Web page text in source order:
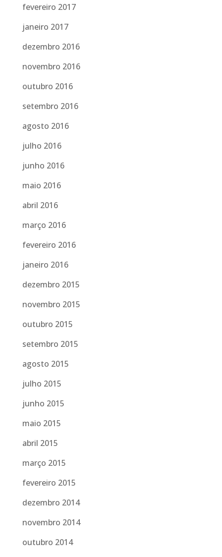
fevereiro 2017
janeiro 2017
dezembro 2016
novembro 2016
outubro 2016
setembro 2016
agosto 2016
julho 2016
junho 2016
maio 2016
abril 2016
março 2016
fevereiro 2016
janeiro 2016
dezembro 2015
novembro 2015
outubro 2015
setembro 2015
agosto 2015
julho 2015
junho 2015
maio 2015
abril 2015
março 2015
fevereiro 2015
dezembro 2014
novembro 2014
outubro 2014